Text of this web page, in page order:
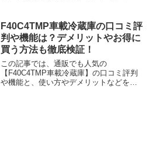
空気清浄機は1年中使いっぱなしにするほ
どの必需品にもな...
F40C4TMP車載冷蔵庫の口コミ評
判や機能は？デメリットやお得に
買う方法も徹底検証！
この記事では、通販でも人気の
【F40C4TMP車載冷蔵庫】の口コミ評判
や機能と、使い方やデメリットなどをチ